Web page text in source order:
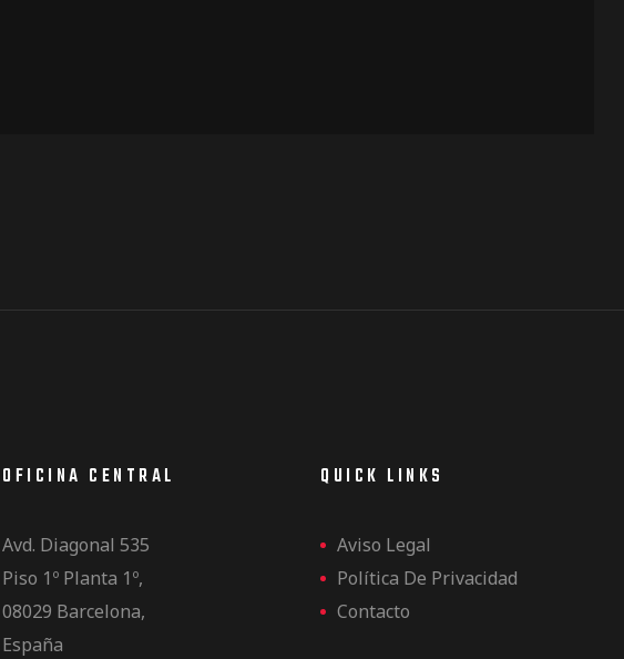
OFICINA CENTRAL
Avd. Diagonal 535
Piso 1º Planta 1º,
08029 Barcelona,
España
QUICK LINKS
Aviso Legal
Política De Privacidad
Contacto